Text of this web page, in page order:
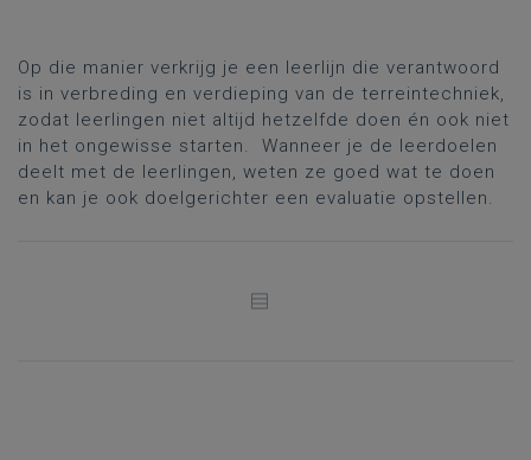
Op die manier verkrijg je een leerlijn die verantwoord
is in verbreding en verdieping van de terreintechniek,
zodat leerlingen niet altijd hetzelfde doen én ook niet
in het ongewisse starten. Wanneer je de leerdoelen
deelt met de leerlingen, weten ze goed wat te doen
en kan je ook doelgerichter een evaluatie opstellen.